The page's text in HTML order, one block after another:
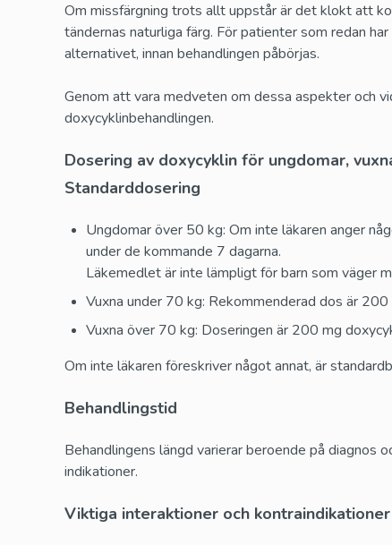
Om missfärgning trots allt uppstår är det klokt att
tändernas naturliga färg. För patienter som redan
alternativet, innan behandlingen påbörjas.
Genom att vara medveten om dessa aspekter och
doxycyklinbehandlingen.
Dosering av doxycyklin för ungdomar,
Standarddosering
Ungdomar över 50 kg: Om inte läkaren anger
under de kommande 7 dagarna.
Läkemedlet är inte lämpligt för barn som väger
Vuxna under 70 kg: Rekommenderad dos är
Vuxna över 70 kg: Doseringen är 200 mg
Om inte läkaren föreskriver något annat, är
Behandlingstid
Behandlingens längd varierar beroende på diagnos
indikationer.
Viktiga interaktioner och kontraindikationer